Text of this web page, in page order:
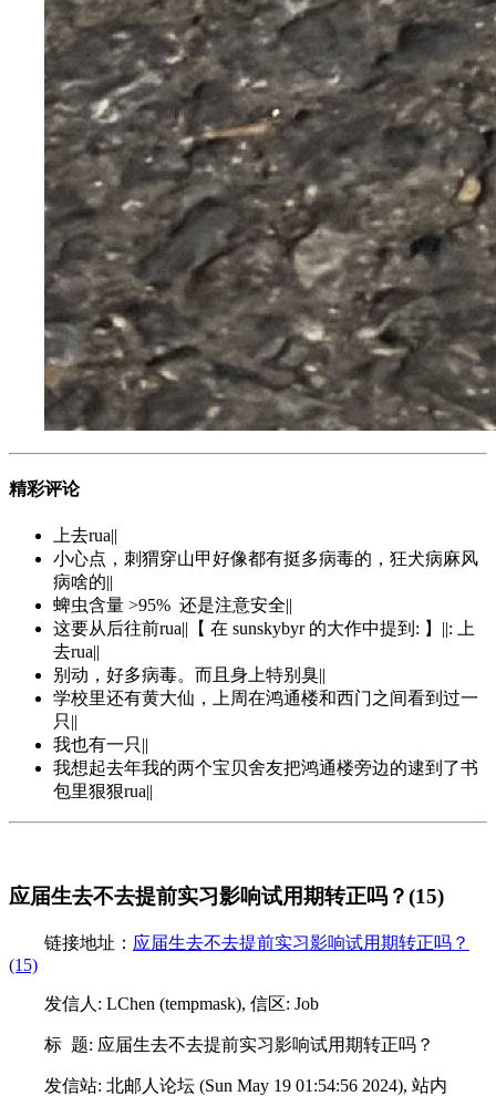
精彩评论
上去rua||
小心点，刺猬穿山甲好像都有挺多病毒的，狂犬病麻风
病啥的||
蜱虫含量 >95% 还是注意安全||
这要从后往前rua||【 在 sunskybyr 的大作中提到: 】||: 上
去rua||
别动，好多病毒。而且身上特别臭||
学校里还有黄大仙，上周在鸿通楼和西门之间看到过一
只||
我也有一只||
我想起去年我的两个宝贝舍友把鸿通楼旁边的逮到了书
包里狠狠rua||
应届生去不去提前实习影响试用期转正吗？(15)
链接地址： 应届生去不去提前实习影响试用期转正吗？
(15)
发信人: LChen (tempmask), 信区: Job
标 题: 应届生去不去提前实习影响试用期转正吗？
发信站: 北邮人论坛 (Sun May 19 01:54:56 2024), 站内